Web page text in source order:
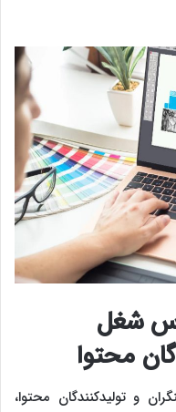
شغل
محتوا
و تولیدکنندگان محتوا،